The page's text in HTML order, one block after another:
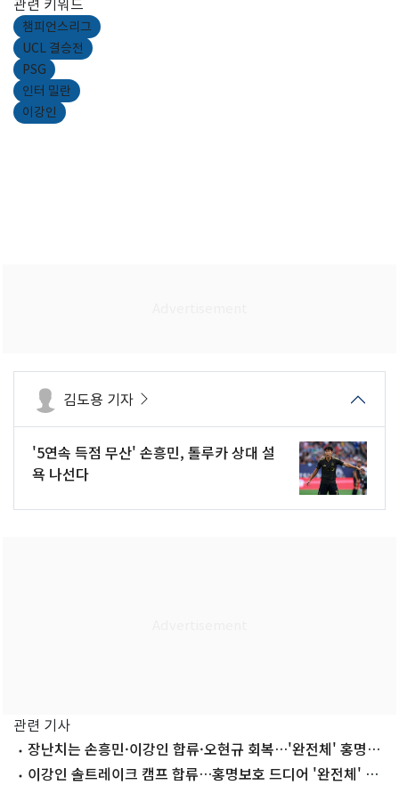
관련 키워드
챔피언스리그
UCL 결승전
PSG
인터 밀란
이강인
김도용 기자
'5연속 득점 무산' 손흥민, 톨루카 상대 설
욕 나선다
관련 기사
장난치는 손흥민·이강인 합류·오현규 회복…'완전체' 홍명보
호 시끌벅적
이강인 솔트레이크 캠프 합류…홍명보호 드디어 '완전체' 훈